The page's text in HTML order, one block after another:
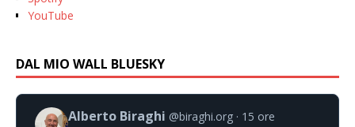
YouTube
DAL MIO WALL BLUESKY
Alberto Biraghi @biraghi.org 15 ore